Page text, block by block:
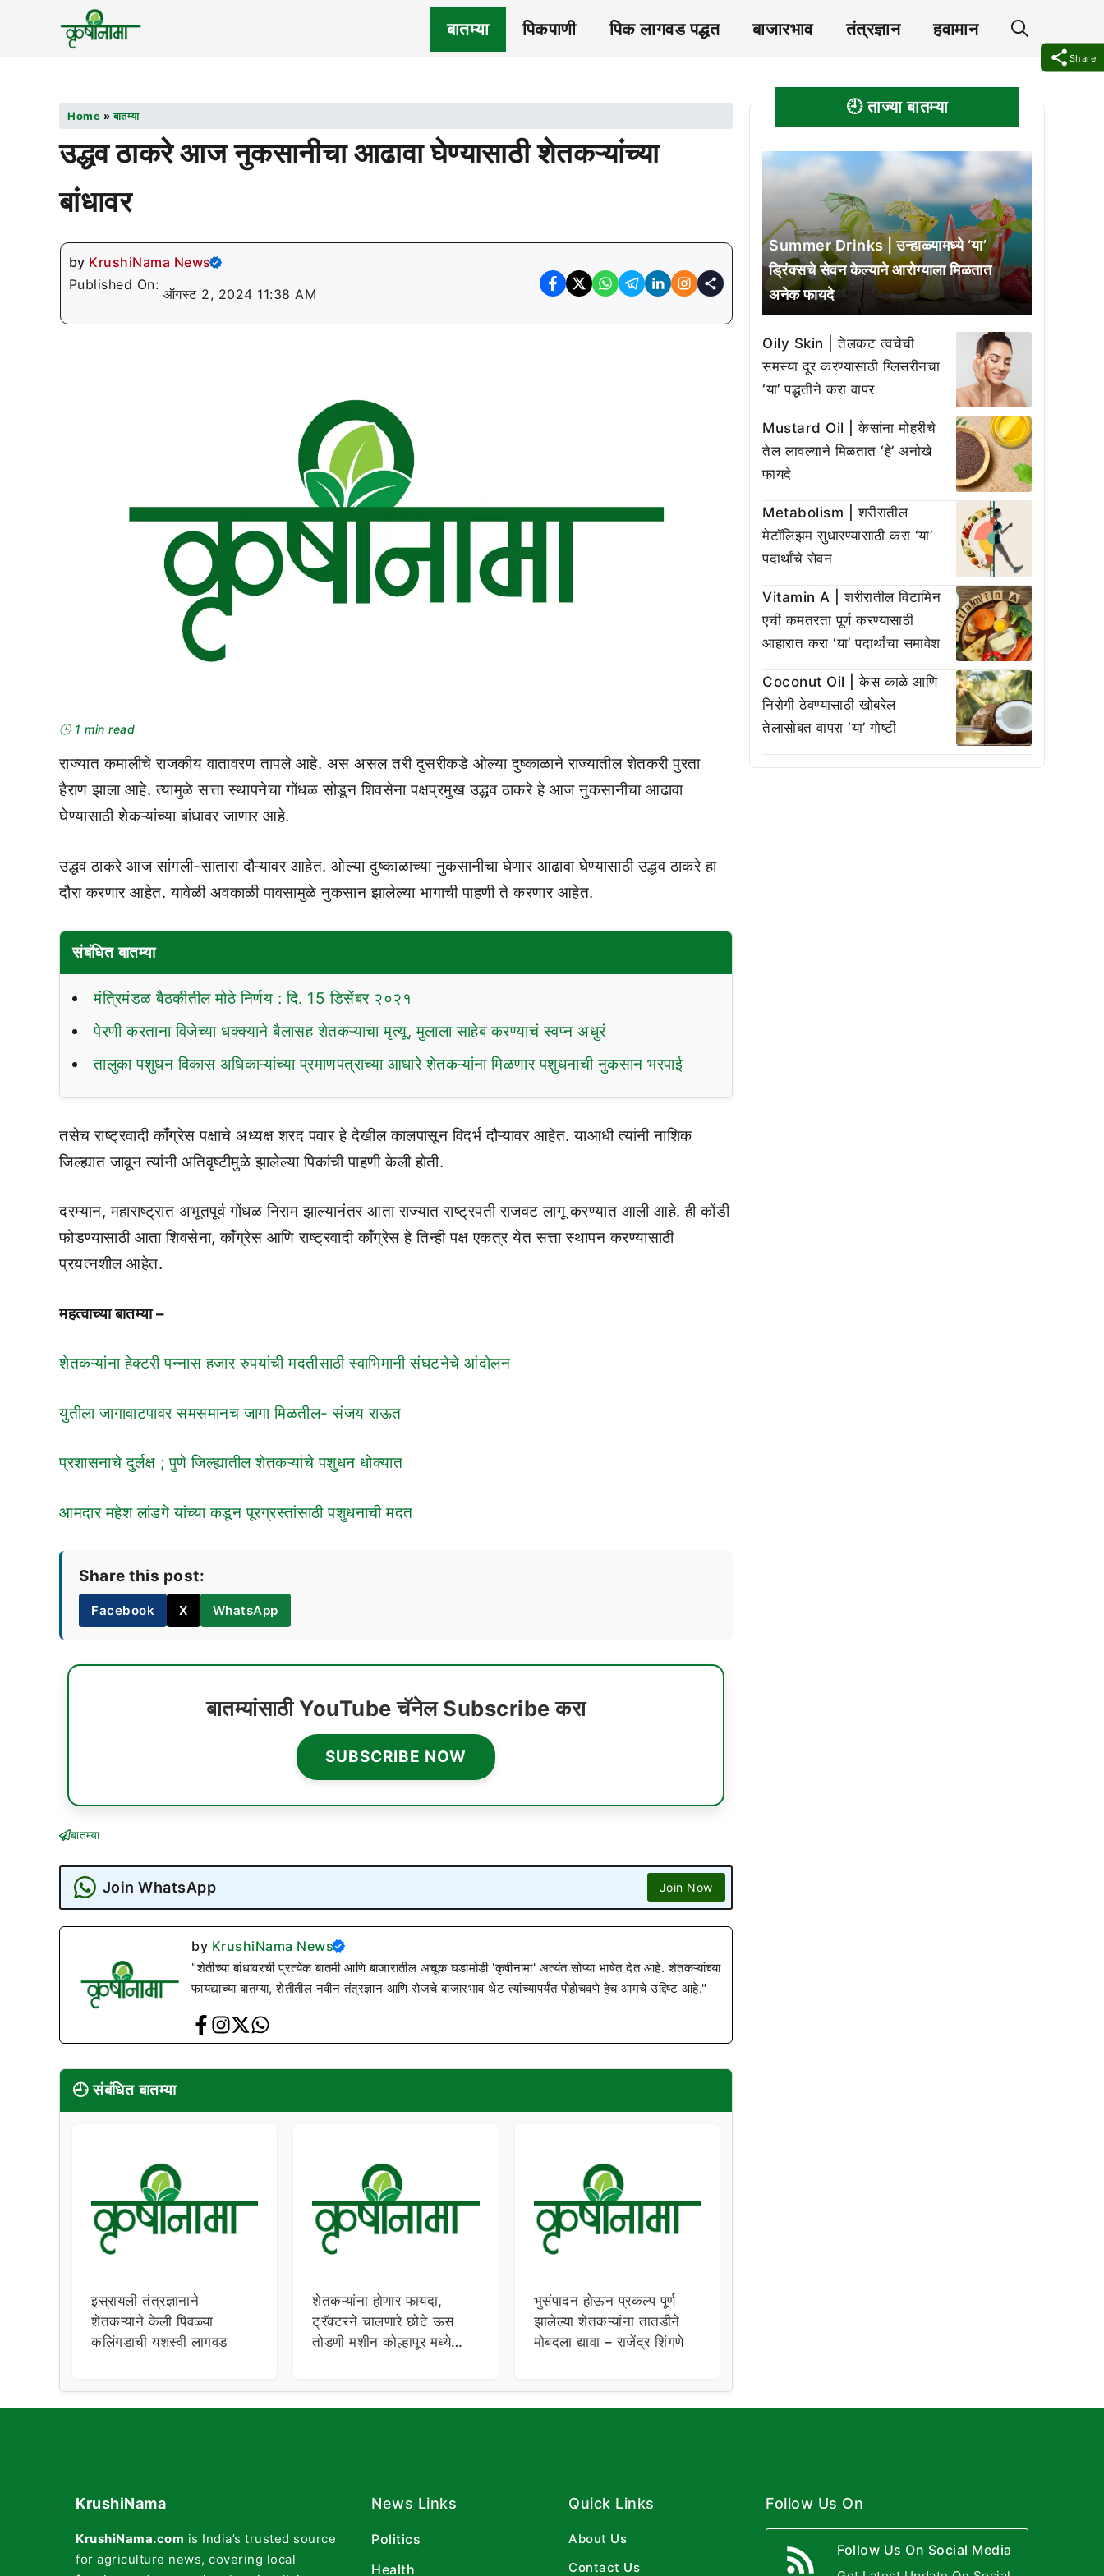
बातम्या पिकपाणी पिक लागवड पद्धत बाजारभाव तंत्रज्ञान हवामान
Share
Home »बातम्या
उद्धव ठाकरे आज नुकसानीचा आढावा घेण्यासाठी शेतकऱ्यांच्या
बांधावर
by KrushiNama News
Published On:
ऑगस्ट 2, 2024 11:38 AM
🕒 1 min read
राज्यात कमालीचे राजकीय वातावरण तापले आहे. अस असल तरी दुसरीकडे ओल्या दुष्काळाने राज्यातील शेतकरी पुरता
हैराण झाला आहे. त्यामुळे सत्ता स्थापनेचा गोंधळ सोडून शिवसेना पक्षप्रमुख उद्धव ठाकरे हे आज नुकसानीचा आढावा
घेण्यासाठी शेकऱ्यांच्या बांधावर जाणार आहे.
उद्धव ठाकरे आज सांगली-सातारा दौऱ्यावर आहेत. ओल्या दुष्काळाच्या नुकसानीचा घेणार आढावा घेण्यासाठी उद्धव ठाकरे हा
दौरा करणार आहेत. यावेळी अवकाळी पावसामुळे नुकसान झालेल्या भागाची पाहणी ते करणार आहेत.
संबंधित बातम्या
मंत्रिमंडळ बैठकीतील मोठे निर्णय : दि. 15 डिसेंबर २०२१
पेरणी करताना विजेच्या धक्क्याने बैलासह शेतकऱ्याचा मृत्यू, मुलाला साहेब करण्याचं स्वप्न अधुरं
तालुका पशुधन विकास अधिकाऱ्यांच्या प्रमाणपत्राच्या आधारे शेतकऱ्यांना मिळणार पशुधनाची नुकसान भरपाई
तसेच राष्ट्रवादी काँग्रेस पक्षाचे अध्यक्ष शरद पवार हे देखील कालपासून विदर्भ दौऱ्यावर आहेत. याआधी त्यांनी नाशिक
जिल्ह्यात जावून त्यांनी अतिवृष्टीमुळे झालेल्या पिकांची पाहणी केली होती.
दरम्यान, महाराष्ट्रात अभूतपूर्व गोंधळ निराम झाल्यानंतर आता राज्यात राष्ट्रपती राजवट लागू करण्यात आली आहे. ही कोंडी
फोडण्यासाठी आता शिवसेना, कॉंग्रेस आणि राष्ट्रवादी कॉंग्रेस हे तिन्ही पक्ष एकत्र येत सत्ता स्थापन करण्यासाठी
प्रयत्नशील आहेत.
महत्वाच्या बातम्या –
शेतकऱ्यांना हेक्टरी पन्नास हजार रुपयांची मदतीसाठी स्वाभिमानी संघटनेचे आंदोलन
युतीला जागावाटपावर समसमानच जागा मिळतील- संजय राऊत
प्रशासनाचे दुर्लक्ष ; पुणे जिल्ह्यातील शेतकऱ्यांचे पशुधन धोक्यात
आमदार महेश लांडगे यांच्या कडून पूरग्रस्तांसाठी पशुधनाची मदत
Share this post:
Facebook X WhatsApp
बातम्यांसाठी YouTube चॅनेल Subscribe करा
SUBSCRIBE NOW
बातम्या
Join WhatsApp Join Now
by KrushiNama News
"शेतीच्या बांधावरची प्रत्येक बातमी आणि बाजारातील अचूक घडामोडी 'कृषीनामा' अत्यंत सोप्या भाषेत देत आहे. शेतकऱ्यांच्या
फायद्याच्या बातम्या, शेतीतील नवीन तंत्रज्ञान आणि रोजचे बाजारभाव थेट त्यांच्यापर्यंत पोहोचवणे हेच आमचे उद्दिष्ट आहे."
🕘 संबंधित बातम्या
इस्रायली तंत्रज्ञानाने
शेतकऱ्याने केली पिवळ्या
कलिंगडाची यशस्वी लागवड
शेतकऱ्यांना होणार फायदा,
ट्रॅक्टरने चालणारे छोटे ऊस
तोडणी मशीन कोल्हापूर मध्ये
भुसंपादन होऊन प्रकल्प पूर्ण
झालेल्या शेतकऱ्यांना तातडीने
मोबदला द्यावा – राजेंद्र शिंगणे
🕘 ताज्या बातम्या
Summer Drinks | उन्हाळ्यामध्ये ‘या’
ड्रिंक्सचे सेवन केल्याने आरोग्याला मिळतात
अनेक फायदे
Oily Skin | तेलकट त्वचेची
समस्या दूर करण्यासाठी ग्लिसरीनचा
‘या’ पद्धतीने करा वापर
Mustard Oil | केसांना मोहरीचे
तेल लावल्याने मिळतात ‘हे’ अनोखे
फायदे
Metabolism | शरीरातील
मेटॉलिझम सुधारण्यासाठी करा ‘या’
पदार्थांचे सेवन
Vitamin A | शरीरातील विटामिन
एची कमतरता पूर्ण करण्यासाठी
आहारात करा ‘या’ पदार्थांचा समावेश
Coconut Oil | केस काळे आणि
निरोगी ठेवण्यासाठी खोबरेल
तेलासोबत वापरा ‘या’ गोष्टी
KrushiNama
KrushiNama.com is India’s trusted source
for agriculture news, covering local
News Links
Politics
Health
Quick Links
About Us
Contact Us
Follow Us On
Follow Us On Social Media